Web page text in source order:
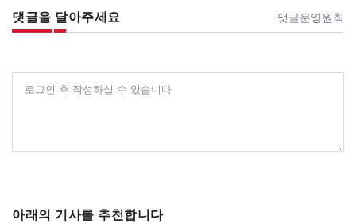
댓글을 달아주세요 댓글운영원칙
로그인 후 작성하실 수 있습니다
아래의 기사를 추천합니다